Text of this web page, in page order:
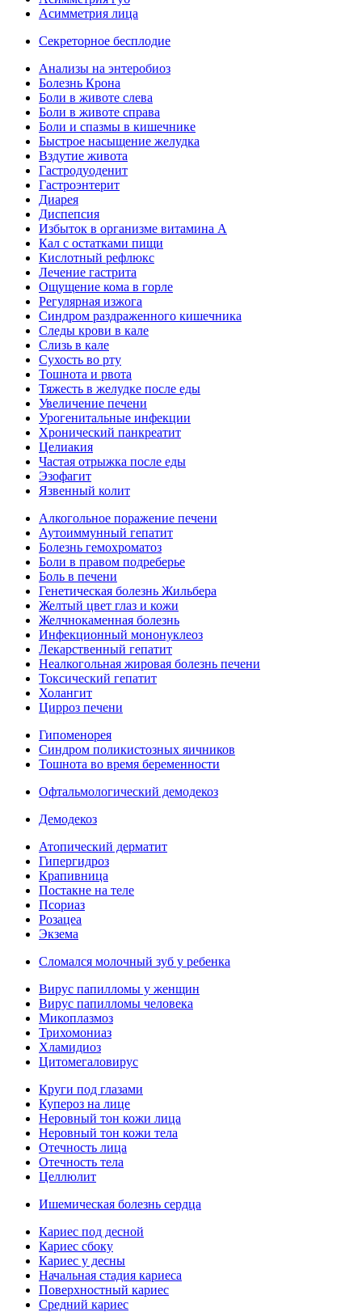
Асимметрия лица
Секреторное бесплодие
Анализы на энтеробиоз
Болезнь Крона
Боли в животе слева
Боли в животе справа
Боли и спазмы в кишечнике
Быстрое насыщение желудка
Вздутие живота
Гастродуоденит
Гастроэнтерит
Диарея
Диспепсия
Избыток в организме витамина А
Кал с остатками пищи
Кислотный рефлюкс
Лечение гастрита
Ощущение кома в горле
Регулярная изжога
Синдром раздраженного кишечника
Следы крови в кале
Слизь в кале
Сухость во рту
Тошнота и рвота
Тяжесть в желудке после еды
Увеличение печени
Урогенитальные инфекции
Хронический панкреатит
Целиакия
Частая отрыжка после еды
Эзофагит
Язвенный колит
Алкогольное поражение печени
Аутоиммунный гепатит
Болезнь гемохроматоз
Боли в правом подреберье
Боль в печени
Генетическая болезнь Жильбера
Желтый цвет глаз и кожи
Желчнокаменная болезнь
Инфекционный мононуклеоз
Лекарственный гепатит
Неалкогольная жировая болезнь печени
Токсический гепатит
Холангит
Цирроз печени
Гипоменорея
Синдром поликистозных яичников
Тошнота во время беременности
Офтальмологический демодекоз
Демодекоз
Атопический дерматит
Гипергидроз
Крапивница
Постакне на теле
Псориаз
Розацеа
Экзема
Сломался молочный зуб у ребенка
Вирус папилломы у женщин
Вирус папилломы человека
Микоплазмоз
Трихомониаз
Хламидиоз
Цитомегаловирус
Круги под глазами
Купероз на лице
Неровный тон кожи лица
Неровный тон кожи тела
Отечность лица
Отечность тела
Целлюлит
Ишемическая болезнь сердца
Кариес под десной
Кариес сбоку
Кариес у десны
Начальная стадия кариеса
Поверхностный кариес
Средний кариес